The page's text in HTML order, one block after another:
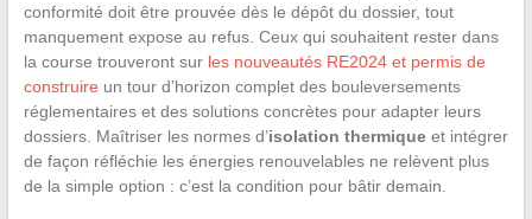
conformité doit être prouvée dès le dépôt du dossier, tout
manquement expose au refus. Ceux qui souhaitent rester dans
la course trouveront sur les nouveautés RE2024 et permis de
construire un tour d’horizon complet des bouleversements
réglementaires et des solutions concrètes pour adapter leurs
dossiers. Maîtriser les normes d’isolation thermiqueet intégrer
de façon réfléchie les énergies renouvelables ne relèvent plus
de la simple option : c’est la condition pour bâtir demain.